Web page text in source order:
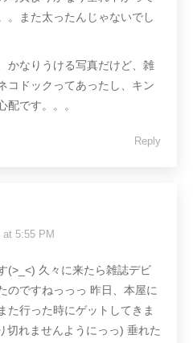
。また太ったんじゃないでし
かなりうける写真だけど、雑
コドックってあったし、キン
配です。。。
Reply
at 5:55 PM
(>_<) 久々に来たら雑誌デビ
のですねっっっ 昨日、本屋に
た行った時にゲットしてきま
切れませんようにっっ) 垂れた